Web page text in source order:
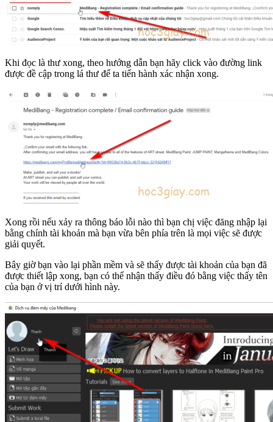
Khi đọc là thư xong, theo hướng dẫn bạn hãy click vào đường link
được đề cập trong lá thư để ta tiến hành xác nhận xong.
Xong rồi nếu xảy ra thông báo lỗi nào thì bạn chị việc đăng nhập lại
bằng chính tài khoản mà bạn vừa bên phía trên là mọi việc sẽ được
giải quyết.
Bây giờ bạn vào lại phần mềm và sẽ thấy được tài khoản của bạn đã
được thiết lập xong, bạn có thể nhận thấy điều đó bằng việc thấy tên
của bạn ở vị trí dưới hình này.